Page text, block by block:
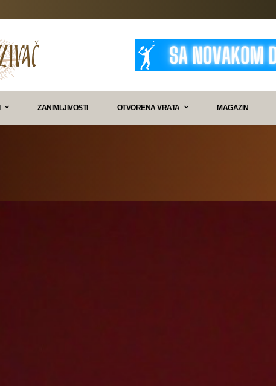
ZANIMLJIVOSTI OTVORENA VRATA MAGAZIN